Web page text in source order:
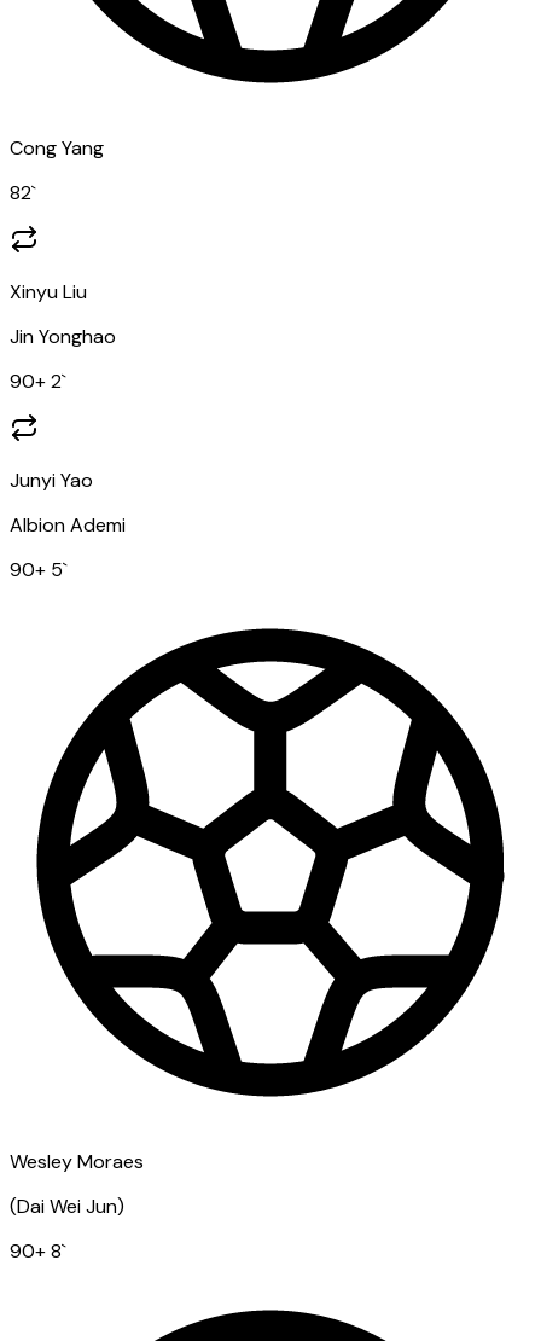
Cong Yang
82`
Xinyu Liu
Jin Yonghao
90+ 2`
Junyi Yao
Albion Ademi
90+ 5`
Wesley Moraes
(Dai Wei Jun)
90+ 8`